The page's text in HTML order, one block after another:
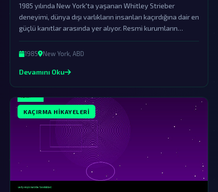
1985 yılında New York'ta yaşanan Whitley Strieber
deneyimi, dünya dışı varlıkların insanları kaçırdığına dair en
güçlü kanıtlar arasında yer alıyor. Resmi kurumların
örtbas çabalarına rağmen bu olay halen gizemini koruyor.
1985 New York, ABD
Devamını Oku
KAÇIRMA HIKAYELERI